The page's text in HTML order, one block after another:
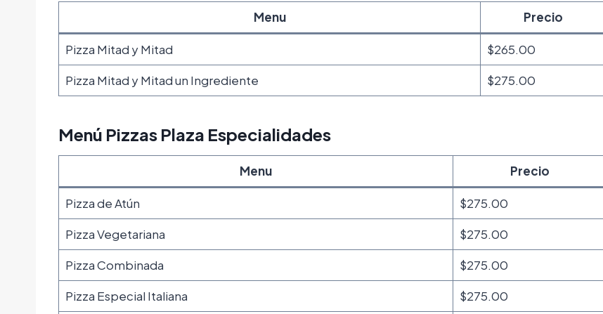
Menu Precio
Pizza Mitad y Mitad
$265.00
Pizza Mitad y Mitad un Ingrediente
$275.00
Menú Pizzas Plaza Especialidades
Menu Precio
Pizza de Atún
$275.00
Pizza Vegetariana
$275.00
Pizza Combinada
$275.00
Pizza Especial Italiana
$275.00